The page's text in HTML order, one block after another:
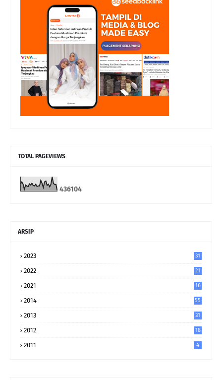
TOTAL PAGEVIEWS
436104
ARSIP
2023 31
2022 21
2021 16
2014 55
2013 31
2012 18
2011 4